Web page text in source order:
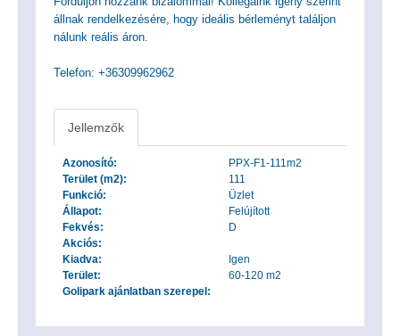
állnak rendelkezésére, hogy ideális bérleményt találjon
nálunk reális áron.
Telefon: +36309962962
Jellemzők
Azonosító:
PPX-F1-111m2
Terület (m2):
111
Funkció:
Üzlet
Állapot:
Felújított
Fekvés:
D
Akciós:
Kiadva:
Igen
Terület:
60-120 m2
Golipark ajánlatban szerepel: